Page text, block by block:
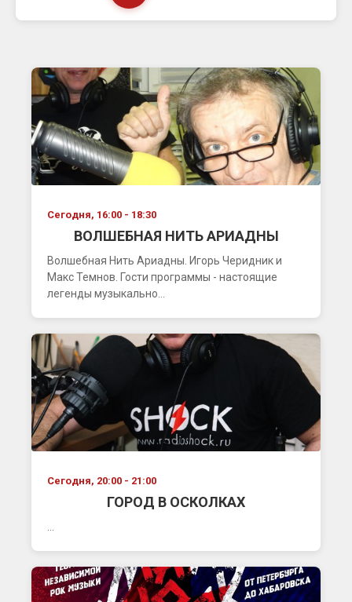
Сегодня, 16:00 - 18:30
ВОЛШЕБНАЯ НИТЬ АРИАДНЫ
Волшебная Нить Ариадны. Игорь Черидник и
Макс Темнов. Гости программы - настоящие
легенды музыкально...
Сегодня, 20:00 - 21:00
ГОРОД В ОСКОЛКАХ